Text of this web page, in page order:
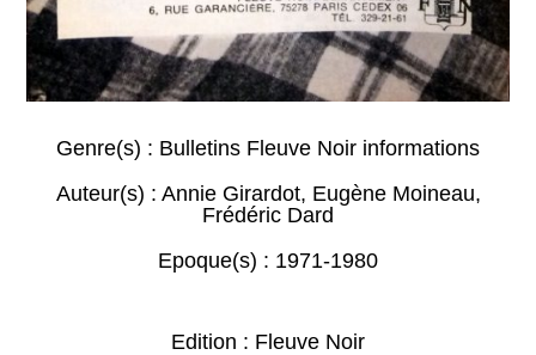
Genre(s) : Bulletins Fleuve Noir informations
Auteur(s) : Annie Girardot, Eugène Moineau,
Frédéric Dard
Epoque(s) : 1971-1980
Edition : Fleuve Noir